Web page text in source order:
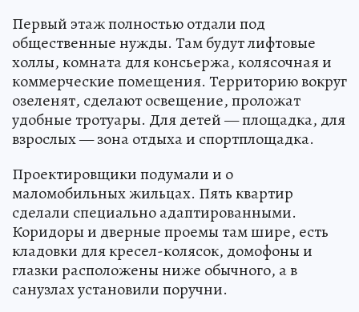
Первый этаж полностью отдали под
общественные нужды. Там будут лифтовые
холлы, комната для консьержа, колясочная и
коммерческие помещения. Территорию вокруг
озеленят, сделают освещение, проложат
удобные тротуары. Для детей — площадка, для
взрослых — зона отдыха и спортплощадка.
Проектировщики подумали и о
маломобильных жильцах. Пять квартир
сделали специально адаптированными.
Коридоры и дверные проемы там шире, есть
кладовки для кресел-колясок, домофоны и
глазки расположены ниже обычного, а в
санузлах установили поручни.